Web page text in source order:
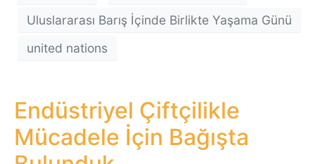
Uluslararası Barış İçinde Birlikte Yaşama Günü
united nations
Endüstriyel Çiftçilikle
Mücadele İçin Bağışta